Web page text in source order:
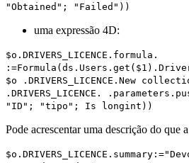
"Obtained"; "Failed"))
uma expressão 4D:
$o . DRIVERS_LICENCE . formula .
:=Formula ( ds . Users . get ( $1 ).
$o . DRIVERS_LICENCE . New
. DRIVERS_LICENCE . . parameters .
"ID"; "tipo"; Is longint ))
Pode acrescentar uma descrição do que
$o . DRIVERS_LICENCE . summary